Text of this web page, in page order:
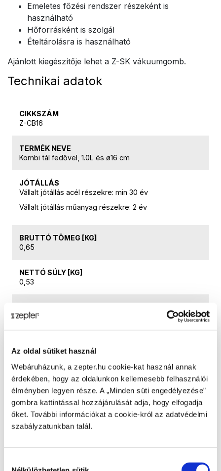
Az oldal sütiket használ
Webáruházunk, a zepter.hu cookie-kat használ annak
érdekében, hogy az oldalunkon kellemesebb felhasználói
élményben legyen része. A „Minden süti engedélyezése”
gombra kattintással hozzájárulását adja, hogy elfogadja
őket. További információkat a cookie-król az adatvédelmi
szabályzatunkban talál.
Emeletes főzési rendszer részeként is
használható
Hőforrásként is szolgál
Ételtárolásra is használható
Ajánlott kiegészítője lehet a Z-SK vákuumgomb.
Technikai adatok
CIKKSZÁM
Z-CB16
TERMÉK NEVE
Kombi tál fedővel, 1.0L és ø16 cm
JÓTÁLLÁS
Vállalt jótállás acél részekre: min 30 év
Vállalt jótállás műanyag részekre: 2 év
BRUTTÓ TÖMEG [KG]
0,65
NETTÓ SÚLY [KG]
0,53
Home Art & Sales Services AG, Sihleggstrasse 23, CH-
TERMÉK HASZNÁLATA
zsír nélkül, párolás
SZÁRMAZÁSI ORSZÁG
Olaszország
ACÉL TÍPUSA